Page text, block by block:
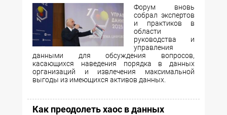
Форум вновь
собрал экспертов
и практиков в
области
руководства и
управления
данными для обсуждения вопросов,
касающихся наведения порядка в данных
организаций и извлечения максимальной
выгоды из имеющихся активов данных.
Как преодолеть хаос в данных